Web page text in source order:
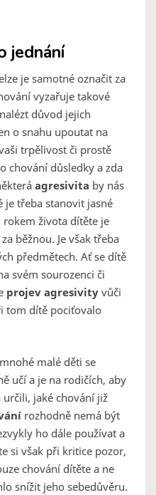
jednání
je samotné označit za
vyzařuje takové
důvod jejich
o snahu upoutat na
trpělivost či prostě
chování důsledky a zda
agresivita by nás
je třeba stanovit jasné
života dítěte je
běžnou. Je však třeba
předmětech. Ať se dítě
svém sourozenci či
projev agresivity vůči
tom dítě pociťovalo
malé děti se
učí a je na rodičích, aby
jaké chování již
rozhodně nemá být
ho dále používat a
si však při kritice pozor,
chování dítěte a ne
snížit jeho sebedůvěru.